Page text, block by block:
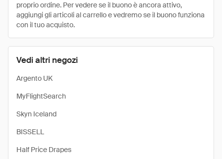
Vedi altri negozi
Argento UK
MyFlightSearch
Skyn Iceland
BISSELL
Half Price Drapes
proprio ordine. Per vedere se il buono è ancora attivo,
aggiungi gli articoli al carrello e vedremo se il buono funziona
con il tuo acquisto.